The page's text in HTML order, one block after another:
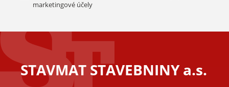
marketingové účely
STAVMAT STAVEBNINY a.s.